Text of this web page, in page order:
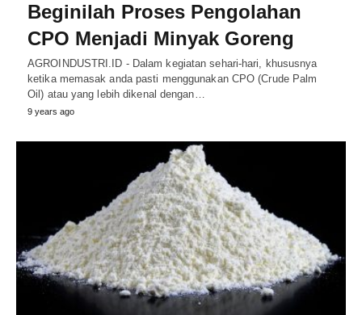
Beginilah Proses Pengolahan
CPO Menjadi Minyak Goreng
AGROINDUSTRI.ID - Dalam kegiatan sehari-hari, khususnya
ketika memasak anda pasti menggunakan CPO (Crude Palm
Oil) atau yang lebih dikenal dengan…
9 years ago